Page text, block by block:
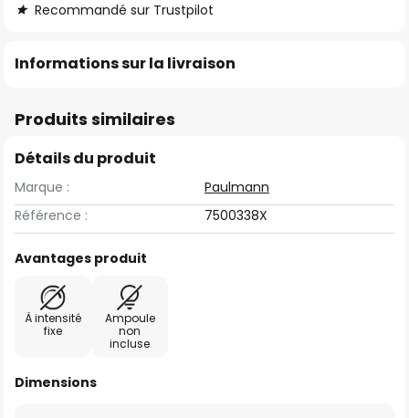
Recommandé sur Trustpilot
Informations sur la livraison
Produits similaires
Détails du produit
Marque :
Paulmann
Référence :
7500338X
Avantages produit
À intensité
fixe
Ampoule
non
incluse
Dimensions